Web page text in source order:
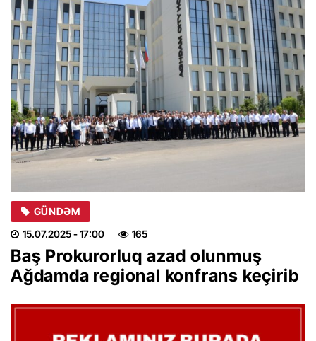
GÜNDƏM
15.07.2025- 17:00 165
Baş Prokurorluq azad olunmuş
Ağdamda regional konfrans keçirib